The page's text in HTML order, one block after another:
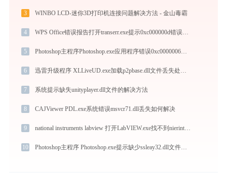
3 WINBO LCD-迷你3D打印机连接问题解决方法 - 金山毒霸
4 WPS Office错误报告打开transerr.exe提示0xc000000d错误码怎么办
5 Photoshop主程序Photoshop.exe应用程序错误0xc0000006解决方法
6
7 系统提示缺失unityplayer.dll文件的解决方法
8 CAJViewer PDL.exe系统错误msvcr71.dll丢失如何解决
9 national instruments labview 打开LabVIEW.exe找不到nierinterface.dll怎么办
10 Photoshop主程序 Photoshop.exe提示缺少ssleay32.dll文件的解决办法